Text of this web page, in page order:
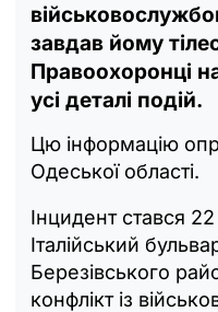
завдав йому
Правоохоронці
усі деталі подій.
Цю інформацію
Одеської області.
Інцидент стався
Італійський
Березівського
конфлікт із